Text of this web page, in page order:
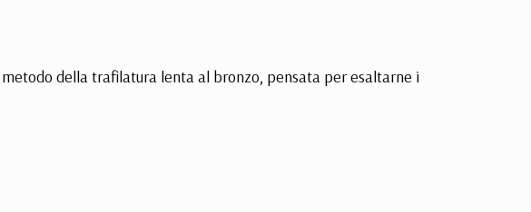
della trafilatura lenta al bronzo, pensata per esaltarne i